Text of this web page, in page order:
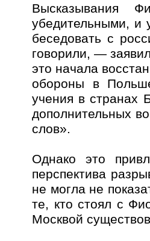
Высказывания
убедительными, и
беседовать с
говорили, —
это начала
обороны в
учения в странах
дополнительных
слов».
Однако это
перспектива
не могла не
те, кто стоял с
Москвой